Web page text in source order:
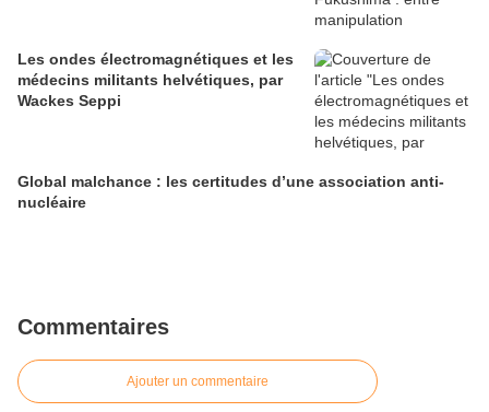
Les ondes électromagnétiques et les
médecins militants helvétiques, par
Wackes Seppi
Global malchance : les certitudes d’une association anti-
nucléaire
Commentaires
Ajouter un commentaire